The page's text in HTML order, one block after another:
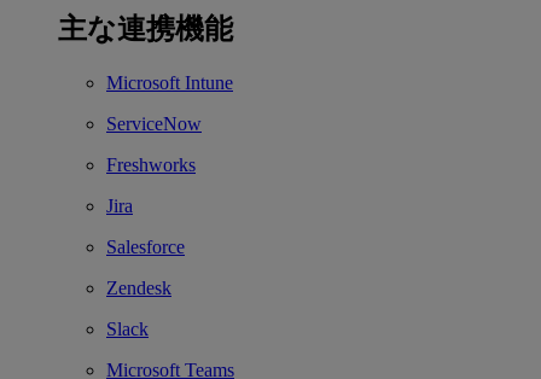
主な連携機能
Microsoft Intune
ServiceNow
Freshworks
Jira
Salesforce
Zendesk
Slack
Microsoft Teams